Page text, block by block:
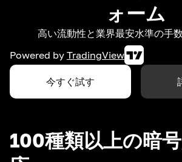
ォーム
高い流動性と業界最安水準の手
Powered by TradingView
今すぐ試す
100種類以上の暗